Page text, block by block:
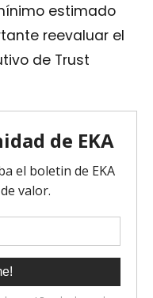
estimado
reevaluar el
de Trust